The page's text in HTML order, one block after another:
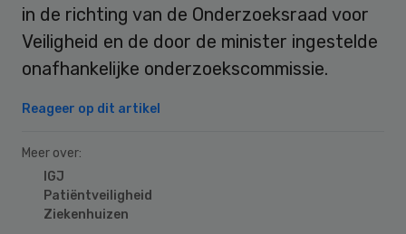
in de richting van de Onderzoeksraad voor
Veiligheid en de door de minister ingestelde
onafhankelijke onderzoekscommissie.
Reageer op dit artikel
Meer over:
IGJ
Patiëntveiligheid
Ziekenhuizen